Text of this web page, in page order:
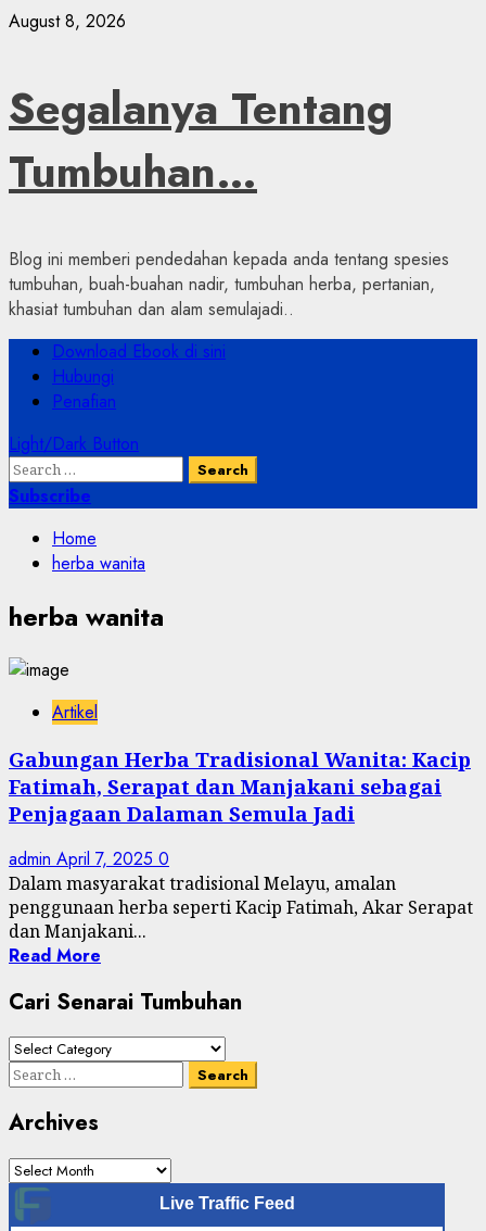
Skip
August 8, 2026
Segalanya Tentang
Tumbuhan…
Blog ini memberi pendedahan kepada anda tentang spesies
tumbuhan, buah-buahan nadir, tumbuhan herba, pertanian,
khasiat tumbuhan dan alam semulajadi..
Primary
Menu
Download Ebook di sini
Hubungi
Penafian
Light/Dark Button
Search
for:
Subscribe
Home
herba wanita
herba wanita
Artikel
Gabungan Herba Tradisional Wanita: Kacip
Fatimah, Serapat dan Manjakani sebagai
Penjagaan Dalaman Semula Jadi
admin April 7, 2025 0
Dalam masyarakat tradisional Melayu, amalan
penggunaan herba seperti Kacip Fatimah, Akar Serapat
dan Manjakani...
Read More
Cari Senarai Tumbuhan
Cari
Senarai
Search
Archives
Archives
Live Traffic Feed